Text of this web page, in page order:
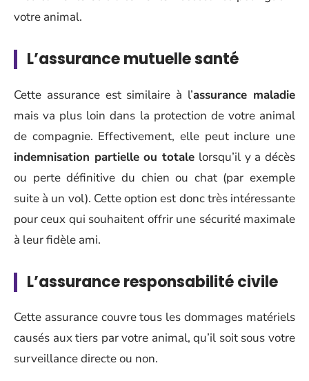
votre animal.
L’assurance mutuelle santé
Cette assurance est similaire à l’assurance maladie
mais va plus loin dans la protection de votre animal
de compagnie. Effectivement, elle peut inclure une
indemnisation partielle ou totale lorsqu’il y a décès
ou perte définitive du chien ou chat (par exemple
suite à un vol). Cette option est donc très intéressante
pour ceux qui souhaitent offrir une sécurité maximale
à leur fidèle ami.
L’assurance responsabilité civile
Cette assurance couvre tous les dommages matériels
causés aux tiers par votre animal, qu’il soit sous votre
surveillance directe ou non.